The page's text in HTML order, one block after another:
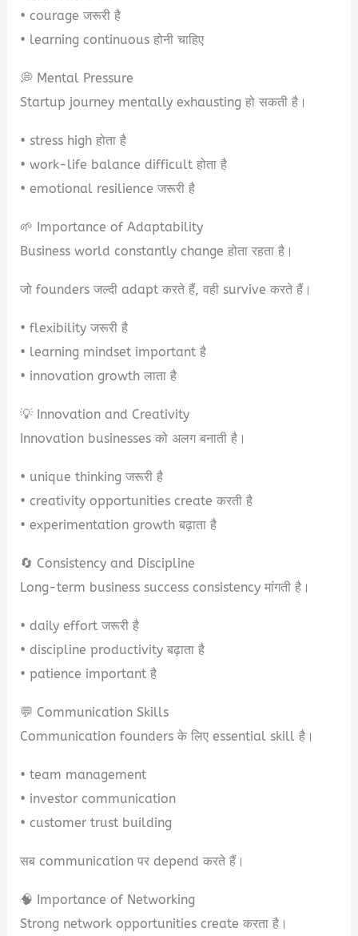
• courage जरूरी है
• learning continuous होनी चाहिए
💭 Mental Pressure
Startup journey mentally exhausting हो सकती है।
• stress high होता है
• work-life balance difficult होता है
• emotional resilience जरूरी है
🌱 Importance of Adaptability
Business world constantly change होता रहता है।
जो founders जल्दी adapt करते हैं, वही survive करते हैं।
• flexibility जरूरी है
• learning mindset important है
• innovation growth लाता है
💡 Innovation and Creativity
Innovation businesses को अलग बनाती है।
• unique thinking जरूरी है
• creativity opportunities create करती है
• experimentation growth बढ़ाता है
🔄 Consistency and Discipline
Long-term business success consistency मांगती है।
• daily effort जरूरी है
• discipline productivity बढ़ाता है
• patience important है
💬 Communication Skills
Communication founders के लिए essential skill है।
• team management
• investor communication
• customer trust building
सब communication पर depend करते हैं।
🧠 Importance of Networking
Strong network opportunities create करता है।